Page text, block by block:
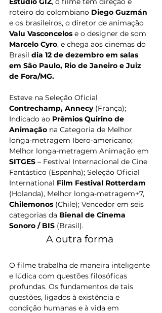
roteiro do colombiano Diego Guzmán
e os brasileiros, o diretor de animação
Valu Vasconcelos e o designer de som
Marcelo Cyro, e chega aos cinemas do
Brasil dia 12 de dezembro em salas
em São Paulo, Rio de Janeiro e Juiz
de Fora/MG.
Esteve na Seleção Oficial
Contrechamp, Annecy (França);
Indicado ao Prêmios Quirino de
Animação na Categoria de Melhor
longa-metragem Ibero-americano;
Melhor longa-metragem Animação em
SITGES – Festival Internacional de Cine
Fantástico (Espanha); Seleção Oficial
International Film Festival Rotterdam
(Holanda), Melhor longa-metragem+7,
Chilemonos (Chile); Vencedor em seis
categorias da Bienal de Cinema
Sonoro / BIS (Brasil).
A outra forma
O filme trabalha de maneira inteligente
e lúdica com questões filosóficas
profundas. Os fundamentos de tais
questões, ligados à existência e
condição humanas e à vida em